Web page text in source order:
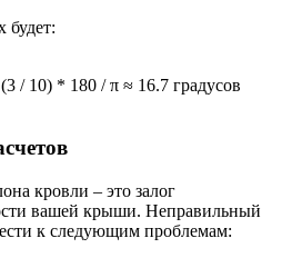
будет:
/ 10) * 180 / π ≈ 16.7 градусов
кровли – это залог
вашей крыши. Неправильный
к следующим проблемам: